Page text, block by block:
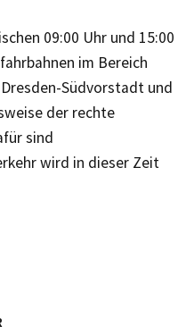
09:00 Uhr und 15:00
im Bereich
Südvorstadt und
der rechte
sind
wird in dieser Zeit